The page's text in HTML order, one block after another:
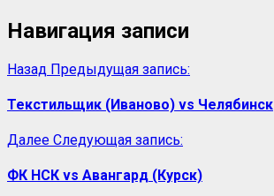
Навигация записи
Назад Предыдущая запись:
Текстильщик (Иваново) vs Челябинск
Далее Следующая запись:
ФК НСК vs Авангард (Курск)